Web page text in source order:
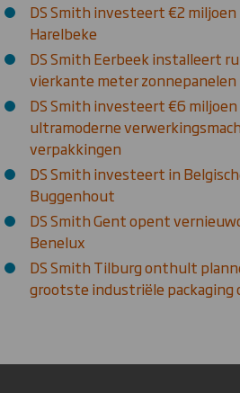
DS Smith investeert €2
Harelbeke
DS Smith Eerbeek installeert
vierkante meter zonnepanelen
DS Smith investeert €6
ultramoderne
verpakkingen
DS Smith investeert in
Buggenhout
DS Smith Gent opent
Benelux
DS Smith Tilburg onthult
grootste industriële packaging